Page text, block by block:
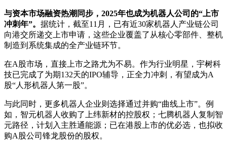
与资本市场融资热潮同步，2025年也成为机器人公司的“上市
冲刺年”。 据统计，截至11月，已有近30家机器人产业链公司
向港交所递交上市申请，这些企业覆盖了从核心零部件、整机
制造到系统集成的全产业链环节。
在A股市场，直接上市之路尤为不易。作为行业明星，宇树科
技已完成了为期132天的IPO辅导，正全力冲刺，有望成为A
股“人形机器人第一股”。
与此同时，更多机器人企业则选择通过并购“曲线上市”。例
如，智元机器人收购了上纬新材的控股权；七腾机器人复制智
元路径，计划入主胜通能源；已在港股上市的优必选，也拟收
购A股公司锋龙股份的股权。